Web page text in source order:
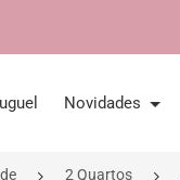
Novidades
2 Quartos